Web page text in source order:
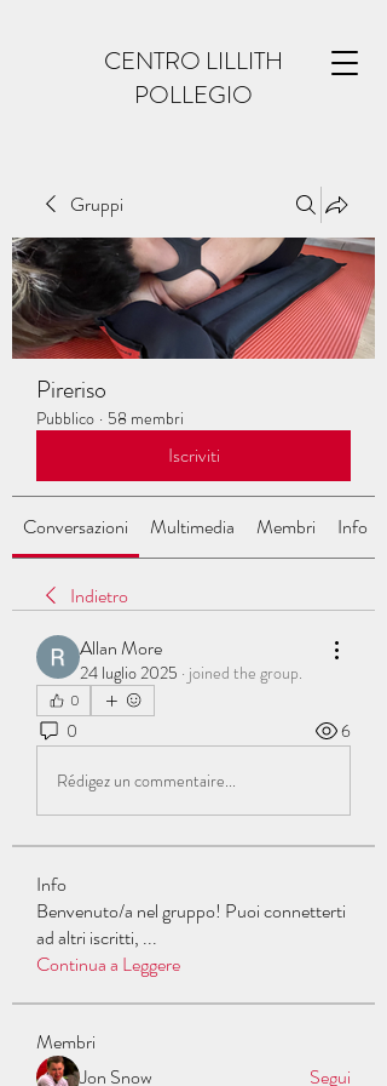
CENTRO LILLITH
POLLEGIO
Gruppi
Pireriso
Pubblico · 58 membri
Iscriviti
Conversazioni Multimedia Membri Info
Indietro
Allan More
24 luglio 2025 · joined the group.
0
0 6
Rédigez un commentaire...
Info
Benvenuto/a nel gruppo! Puoi connetterti
ad altri iscritti, ...
Continua a Leggere
Membri
Jon Snow
Segui